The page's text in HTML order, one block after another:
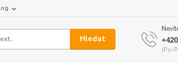
Hledat
(Po-